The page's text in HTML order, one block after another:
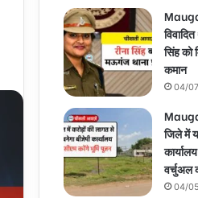
सिंह को
कमान
04/
जिले में
वर्चुअल
04/